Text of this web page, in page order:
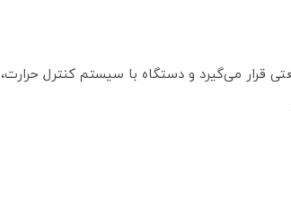
قرار می‌گیرد و دستگاه با سیستم کنترل حرارت،